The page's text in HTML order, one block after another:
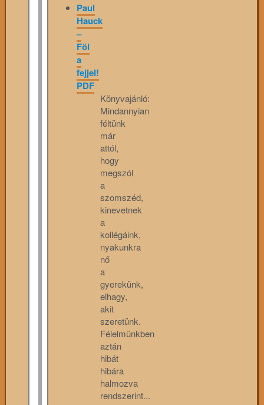
Paul
Hauck
–
Föl
a
fejjel!
PDF
Könyvajánló:
Mindannyian
féltünk
már
attól,
hogy
megszól
a
szomszéd,
kinevetnek
a
kollégáink,
nyakunkra
nő
a
gyerekünk,
elhagy,
akit
szeretünk.
Félelmünkben
aztán
hibát
hibára
halmozva
rendszerint...